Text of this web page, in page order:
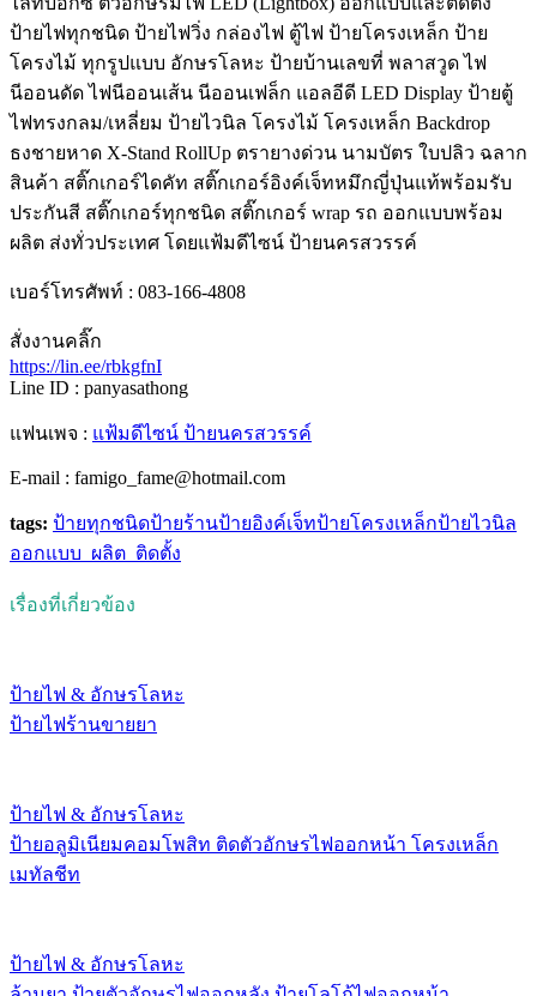
ป้ายไฟทุกชนิด ป้ายไฟวิ่ง กล่องไฟ ตู้ไฟ ป้ายโครงเหล็ก ป้าย
โครงไม้ ทุกรูปแบบ อักษรโลหะ ป้ายบ้านเลขที่ พลาสวูด ไฟ
นีออนดัด ไฟนีออนเส้น นีออนเฟล็ก แอลอีดี LED Display ป้ายตู้
ไฟทรงกลม/เหลี่ยม ป้ายไวนิล โครงไม้ โครงเหล็ก Backdrop
ธงชายหาด X-Stand RollUp ตรายางด่วน นามบัตร ใบปลิว ฉลาก
สินค้า สติ๊กเกอร์ไดคัท สติ๊กเกอร์อิงค์เจ็ทหมึกญี่ปุ่นแท้พร้อมรับ
ประกันสี สติ๊กเกอร์ทุกชนิด สติ๊กเกอร์ wrap รถ ออกแบบพร้อม
ผลิต ส่งทั่วประเทศ โดยแฟ้มดีไซน์ ป้ายนครสวรรค์
เบอร์โทรศัพท์ : 083-166-4808
สั่งงานคลิ๊ก
https://lin.ee/rbkgfnI
Line ID : panyasathong
แฟนเพจ : แฟ้มดีไซน์ ป้ายนครสวรรค์
E-mail : famigo_fame@hotmail.com
tags: ป้ายทุกชนิดป้ายร้านป้ายอิงค์เจ็ทป้ายโครงเหล็กป้ายไวนิล
ออกแบบ_ผลิต_ติดตั้ง
เรื่องที่เกี่ยวข้อง
ป้ายไฟ & อักษรโลหะ
ป้ายไฟร้านขายยา
ป้ายไฟ & อักษรโลหะ
ป้ายอลูมิเนียมคอมโพสิท ติดตัวอักษรไฟออกหน้า โครงเหล็ก
เมทัลชีท
ป้ายไฟ & อักษรโลหะ